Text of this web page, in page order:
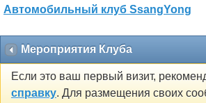
Автомобильный клуб SsangYong
Мероприятия Клуба
Если это ваш первый визит,
справку. Для размещения своих